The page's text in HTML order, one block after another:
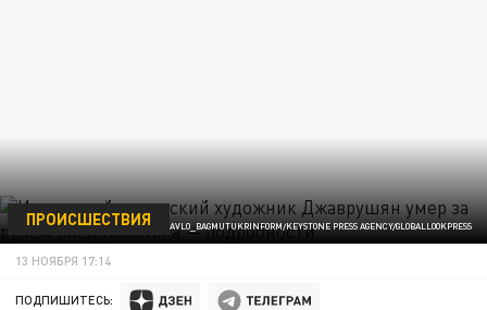
ФОТО: PAVLO_BAGMUTUKRINFORM/KEYSTONE PRESS AGENCY/GLOBALLOOKPRESS
ПРОИСШЕСТВИЯ
13 НОЯБРЯ 17:14
ПОДПИШИТЕСЬ: